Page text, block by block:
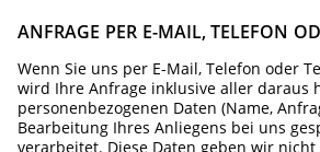
ANFRAGE PER E-MAIL, TELEFON
Wenn Sie uns per E-Mail, Telefon oder
wird Ihre Anfrage inklusive aller daraus
personenbezogenen Daten (Name,
Bearbeitung Ihres Anliegens bei uns
verarbeitet. Diese Daten geben wir